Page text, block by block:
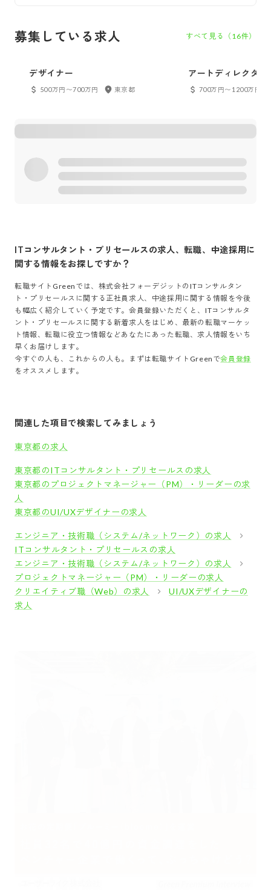
募集している求人 すべて見る（ 16件）
デザイナー
500万円〜700万円 東京都
アートディレクター
700万円〜1200万円
ITコンサルタント・プリセールスの求人、転職、中途採用に
関する情報をお探しですか？
転職サイトGreenでは、 株式会社フォーデジット のITコンサルタン
ト・プリセールス に関する正社員求人、中途採用に関する情報を今後
も幅広く紹介していく予定です。会員登録いただくと、ITコンサルタ
ント・プリセールス に関する新着求人をはじめ、最新の転職マーケッ
ト情報、転職に役立つ情報などあなたにあった転職、求人情報をいち
早くお届けします。
今すぐの人も、これからの人も。まずは転職サイトGreenで会員登録
をオススメします。
関連した項目で検索してみましょう
東京都の求人
東京都のITコンサルタント・プリセールスの求人
東京都のプロジェクトマネージャー（PM）・リーダーの求
人
東京都のUI/UXデザイナーの求人
エンジニア・技術職（システム/ネットワーク）の求人
ITコンサルタント・プリセールスの求人
エンジニア・技術職（システム/ネットワーク）の求人
プロジェクトマネージャー（PM）・リーダーの求人
クリエイティブ職（Web）の求人
UI/UXデザイナーの
求人